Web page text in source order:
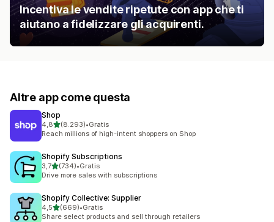
Incentiva le vendite ripetute con app che ti
aiutano a fidelizzare gli acquirenti.
Altre app come questa
Shop
4,8stelle su 5
(8.293)
8293 recensioni totali
•Gratis
Reach millions of high-intent shoppers on Shop
Shopify Subscriptions
3,7stelle su 5
(734)
734 recensioni totali
•Gratis
Drive more sales with subscriptions
Shopify Collective: Supplier
4,5stelle su 5
(669)
669 recensioni totali
•Gratis
Share select products and sell through retailers